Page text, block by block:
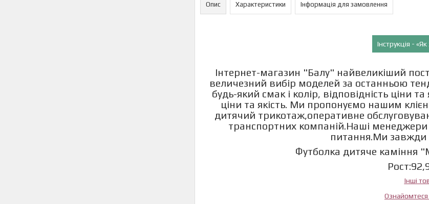
Опис Характеристики Інформація для замовлення
Інструкція -
Інтернет-магазин "Балу" найвеликіший
величезний вибір моделей за останньою
будь-який смак і колір, відповідність ціни
ціни та якість. Ми пропонуємо нашим
дитячий трикотаж,оперативне
транспортних компаній.Наші менеджери
питання.Ми
Футболка дитяче каміння
Інші